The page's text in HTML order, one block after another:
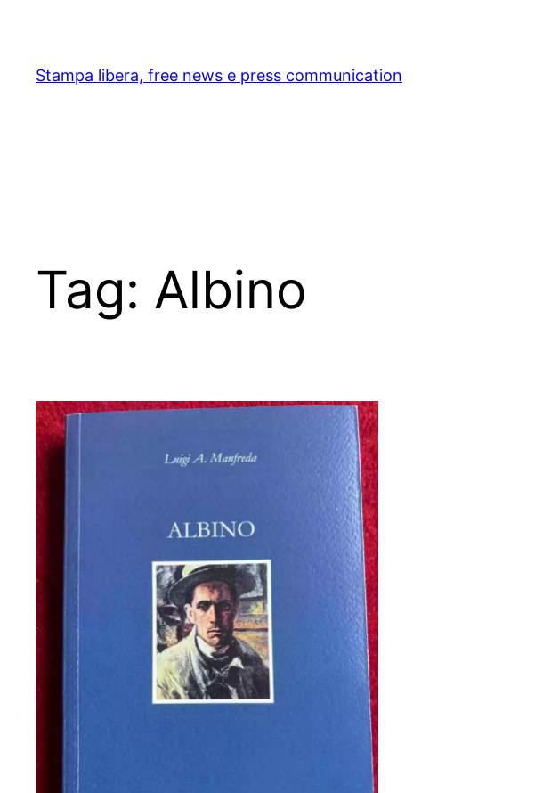
content
Stampa libera, free news e press communication
Tag: Albino